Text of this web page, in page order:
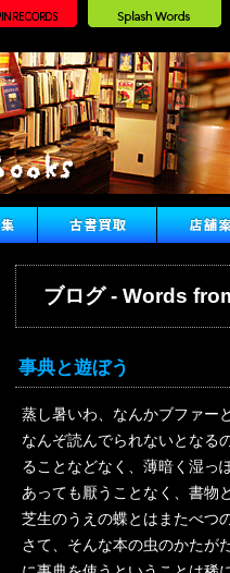
ブログ - Words
事典と遊ぼう
蒸し暑いわ、なんかブファー
なんぞ読んでられないとなる
ることなどなく、薄暗く湿っ
あっても厭うことなく、書物
芝生のうえの蝶とはまたべつ
さて、そんな本の虫のかたが